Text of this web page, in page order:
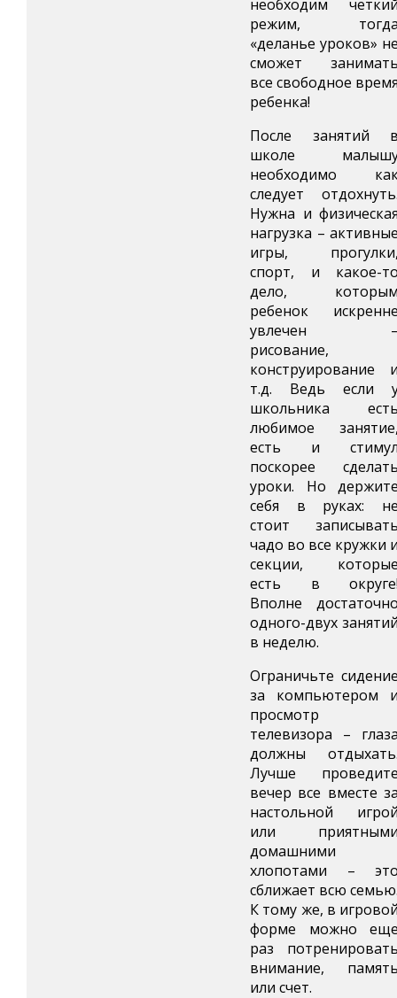
необходим
режим,
«деланье уроков»
сможет
все свободное
ребенка!
После занятий
школе
необходимо
следует
Нужна и
нагрузка –
игры,
спорт, и какое-
дело,
ребенок
увлечен
рисование,
конструирование
т.д. Ведь если
школьника
любимое
есть и
поскорее
уроки. Но
себя в руках:
стоит
чадо во все кружки
секции,
есть в
Вполне
одного-двух
в неделю.
Ограничьте
за компьютером
просмотр
телевизора –
должны
Лучше
вечер все вместе
настольной
или
домашними
хлопотами –
сближает всю
К тому же, в
форме можно
раз
внимание,
или счет.